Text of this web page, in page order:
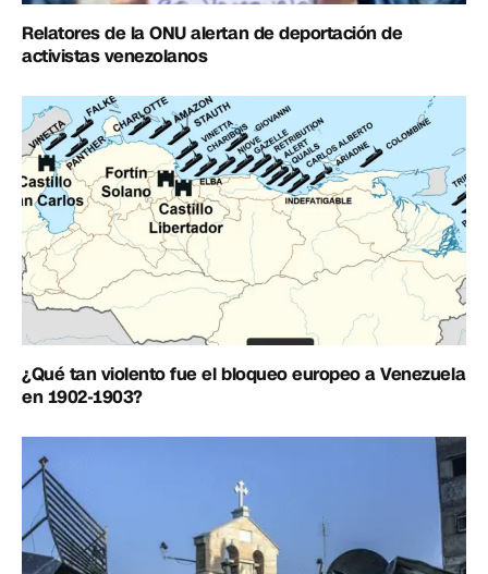
Relatores de la ONU alertan de deportación de
activistas venezolanos
¿Qué tan violento fue el bloqueo europeo a Venezuela
en 1902-1903?